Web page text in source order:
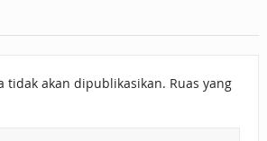
tidak akan dipublikasikan. Ruas yang